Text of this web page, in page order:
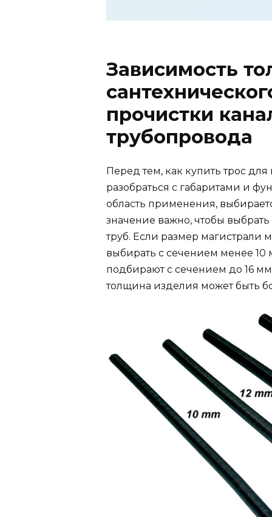
Зависимость
прочистки
трубопровода
Перед тем, как купить трос
разобраться с габаритами и
область применения,
значение важно, чтобы
труб. Если размер
выбирать с сечением менее
подбирают с сечением до 16
толщина изделия может быть